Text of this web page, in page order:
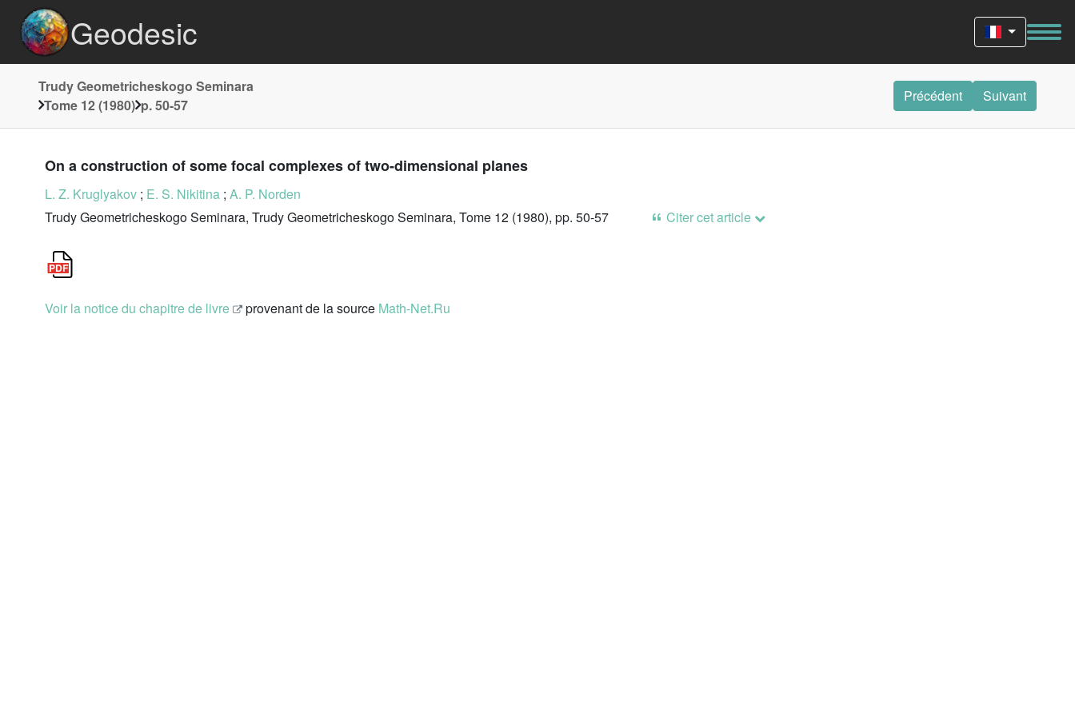
Geodesic
Trudy Geometricheskogo Seminara
Tome 12 (1980) p. 50-57
Précédent Suivant
On a construction of some focal complexes of two-dimensional planes
L. Z. Kruglyakov ; E. S. Nikitina ; A. P. Norden
Trudy Geometricheskogo Seminara, Trudy Geometricheskogo Seminara, Tome 12 (1980), pp. 50-57
Citer cet article
Voir la notice du chapitre de livre provenant de la source Math-Net.Ru